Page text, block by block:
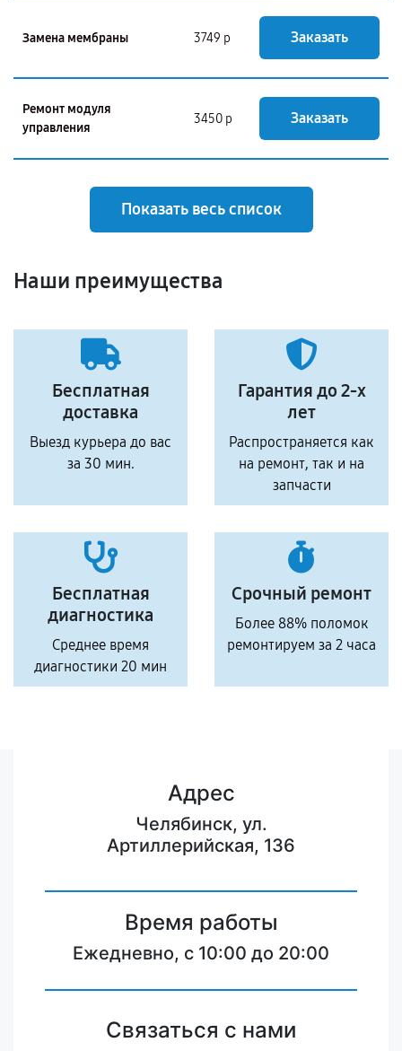
Замена мембраны 3749 р Заказать
Ремонт модуля
управления
3450 р Заказать
Показать весь список
Наши преимущества
Бесплатная
доставка
Выезд курьера до вас
за 30 мин.
Гарантия до 2-х
лет
Распространяется как
на ремонт, так и на
запчасти
Бесплатная
диагностика
Среднее время
диагностики 20 мин
Срочный ремонт
Более 88% поломок
ремонтируем за 2 часа
Адрес
Челябинск, ул.
Артиллерийская, 136
Время работы
Ежедневно, с 10:00 до 20:00
Связаться с нами